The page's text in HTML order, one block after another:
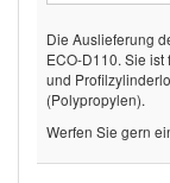
Die Auslieferung
ECO-D110. Sie
und
(Polypropylen).
Werfen Sie gern